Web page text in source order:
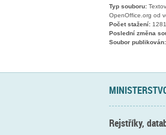
Typ souboru:
OpenOffice.org od
Počet stažení: 1281
Poslední změna
Soubor publikován:
Rejstříky,